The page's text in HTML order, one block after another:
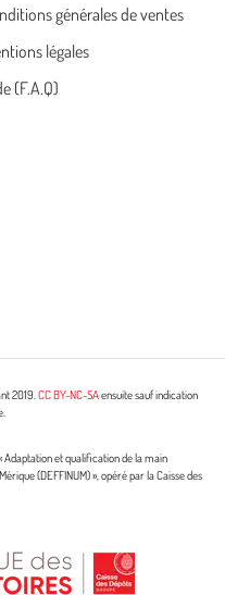
générales de ventes
légales
(F.A.Q)
2019.CC BY-NC-SAensuite sauf indication
Adaptation et qualification de la main
(DEFFINUM) », opéré par la Caisse des